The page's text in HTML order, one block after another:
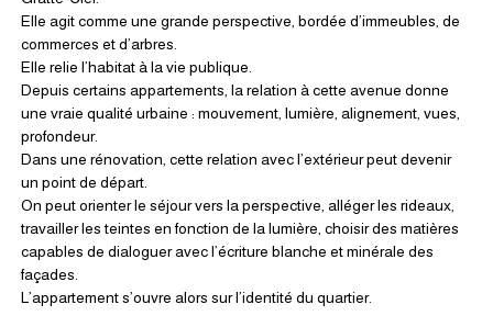
Elle agit comme une grande perspective, bordée d’immeubles, de
commerces et d’arbres.
Elle relie l’habitat à la vie publique.
Depuis certains appartements, la relation à cette avenue donne
une vraie qualité urbaine : mouvement, lumière, alignement, vues,
profondeur.
Dans une rénovation, cette relation avec l’extérieur peut devenir
un point de départ.
On peut orienter le séjour vers la perspective, alléger les rideaux,
travailler les teintes en fonction de la lumière, choisir des matières
capables de dialoguer avec l’écriture blanche et minérale des
façades.
L’appartement s’ouvre alors sur l’identité du quartier.